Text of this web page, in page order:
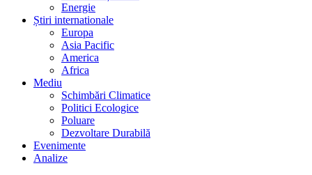
Energie
Știri internationale
Europa
Asia Pacific
America
Africa
Mediu
Schimbări Climatice
Politici Ecologice
Poluare
Dezvoltare Durabilă
Evenimente
Analize